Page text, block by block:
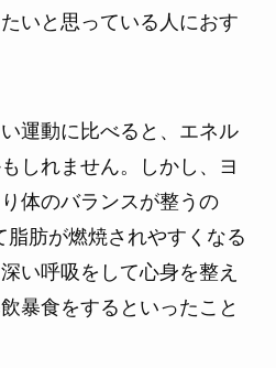
いと思っている人におす
運動に比べると、エネル
しれません。しかし、ヨ
体のバランスが整うの
肪が燃焼されやすくなる
い呼吸をして心身を整え
暴食をするといったこと